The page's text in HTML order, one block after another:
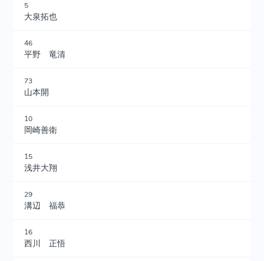
5
大泉拓也
46
平野 竜清
73
山本開
10
岡崎善衛
15
浅井大翔
29
溝辺 福恭
16
西川 正悟